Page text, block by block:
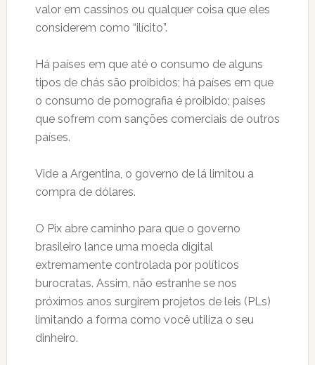
valor em cassinos ou qualquer coisa que eles
considerem como “ilícito”.
Há países em que até o consumo de alguns
tipos de chás são proibidos; há países em que
o consumo de pornografia é proibido; países
que sofrem com sanções comerciais de outros
países.
Vide a Argentina, o governo de lá limitou a
compra de dólares.
O Pix abre caminho para que o governo
brasileiro lance uma moeda digital
extremamente controlada por políticos
burocratas. Assim, não estranhe se nos
próximos anos surgirem projetos de leis (PLs)
limitando a forma como você utiliza o seu
dinheiro.